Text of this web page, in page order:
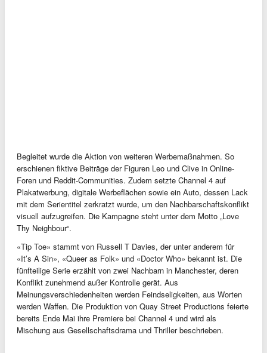
Begleitet wurde die Aktion von weiteren Werbemaßnahmen. So
erschienen fiktive Beiträge der Figuren Leo und Clive in Online-
Foren und Reddit-Communities. Zudem setzte Channel 4 auf
Plakatwerbung, digitale Werbeflächen sowie ein Auto, dessen Lack
mit dem Serientitel zerkratzt wurde, um den Nachbarschaftskonflikt
visuell aufzugreifen. Die Kampagne steht unter dem Motto „Love
Thy Neighbour“.
«Tip Toe» stammt von Russell T Davies, der unter anderem für
«It’s A Sin», «Queer as Folk» und «Doctor Who» bekannt ist. Die
fünfteilige Serie erzählt von zwei Nachbarn in Manchester, deren
Konflikt zunehmend außer Kontrolle gerät. Aus
Meinungsverschiedenheiten werden Feindseligkeiten, aus Worten
werden Waffen. Die Produktion von Quay Street Productions feierte
bereits Ende Mai ihre Premiere bei Channel 4 und wird als
Mischung aus Gesellschaftsdrama und Thriller beschrieben.